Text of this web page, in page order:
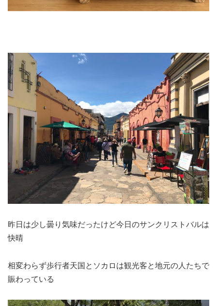
昨日は少し曇り気味だったけど今日のサンクリストバルは
快晴
相変わらず歩行者天国とソカロは観光客と地元の人たちで
賑わっている